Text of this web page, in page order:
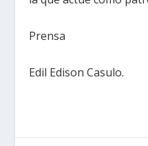
Prensa
Edil Edison Casulo.